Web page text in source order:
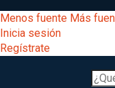
al
contenido
principal
Menos fuente Más
Inicia sesión
Regístrate
Buscar
Menú
Desarrollo